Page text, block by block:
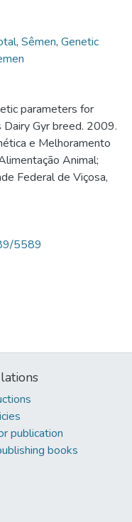
, Sêmen, Genetic
parameters for
Gyr breed. 2009.
e Melhoramento
Animal;
Federal de Viçosa,
5589
publication
books